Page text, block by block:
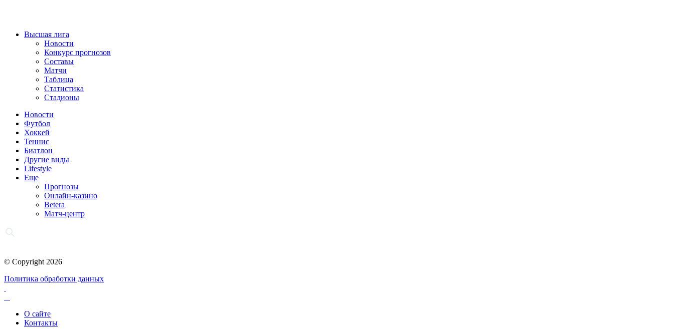
Высшая лига
Новости
Конкурс прогнозов
Составы
Матчи
Таблица
Статистика
Стадионы
Новости
Футбол
Хоккей
Теннис
Биатлон
Другие виды
Lifestyle
Еще
Прогнозы
Онлайн-казино
Betera
Матч-центр
© Copyright 2026
Политика обработки данных
О сайте
Контакты